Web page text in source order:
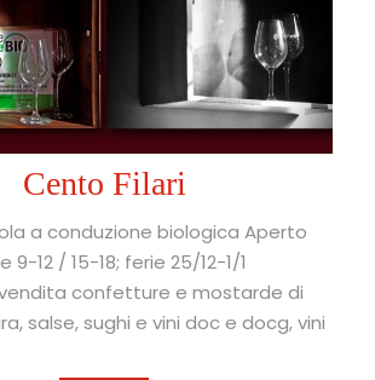
Cento Filari
a conduzione biologica Aperto
9-12 / 15-18; ferie 25/12-1/1
confetture e mostarde di
salse, sughi e vini doc e docg, vini